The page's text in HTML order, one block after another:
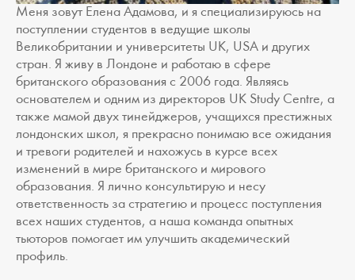
Меня зовут Елена Адамова, и я специализируюсь на
поступлении студентов в ведущие школы
Великобритании и университеты UK, USA и других
стран. Я живу в Лондоне и работаю в сфере
британского образования с 2006 года. Являясь
основателем и одним из директоров UK Study Centre, а
также мамой двух тинейджеров, учащихся престижных
лондонских школ, я прекрасно понимаю все ожидания
и тревоги родителей и нахожусь в курсе всех
изменений в мире британского и мирового
образования. Я лично консультирую и несу
ответственность за стратегию и процесс поступления
всех наших студентов, а наша команда опытных
тьюторов помогает им улучшить академический
профиль.